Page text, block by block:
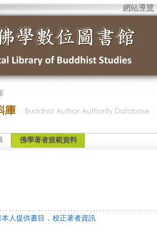
網站導覽
佛學著者規範資料
人提供書目 ． 校正著者資訊